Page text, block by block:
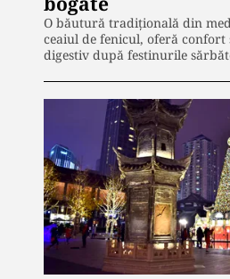
O băutură tradițională din
ceaiul de fenicul, oferă
digestiv după festinurile